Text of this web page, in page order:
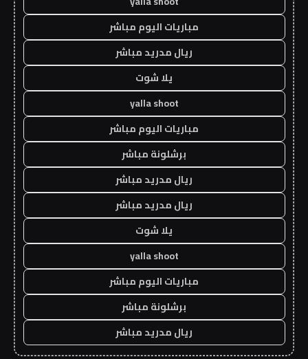
مباريات اليوم مباشر
ريال مدريد مباشر
يلا شوت
yalla shoot
مباريات اليوم مباشر
برشلونة مباشر
ريال مدريد مباشر
ريال مدريد مباشر
يلا شوت
yalla shoot
مباريات اليوم مباشر
برشلونة مباشر
ريال مدريد مباشر